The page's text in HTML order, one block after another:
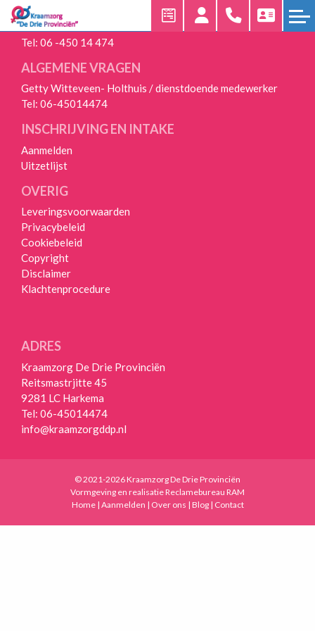
HOME
KRAAMZORG
AANMELDEN
UNIEKE
WERKWIJZE
UITZETLIJST
VRAGEN
OVER
ONS
OVER
ANDEREN
OVER
ONS
HANDIGE
LINKS
CONTACT
24/7 BEREIKBAAR
Tel: 06 -450 14 474
ALGEMENE VRAGEN
Getty Witteveen- Holthuis / dienstdoende medewerker
Tel: 06-45014474
INSCHRIJVING EN INTAKE
Aanmelden
Uitzetlijst
OVERIG
Leveringsvoorwaarden
Privacybeleid
Cookiebeleid
Copyright
Disclaimer
Klachtenprocedure
ADRES
Kraamzorg De Drie Provinciën
Reitsmastrjitte 45
9281 LC Harkema
Tel: 06-45014474
info@kraamzorgddp.nl
© 2021-2026 Kraamzorg De Drie Provinciën
Vormgeving en realisatieReclamebureau RAM
Home| Aanmelden | Over ons | Blog| Contact